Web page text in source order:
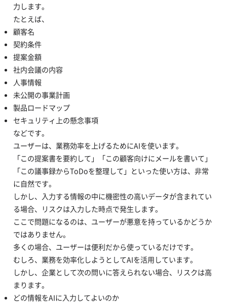
力します。
たとえば、
顧客名
契約条件
提案金額
社内会議の内容
人事情報
未公開の事業計画
製品ロードマップ
セキュリティ上の懸念事項
などです。
ユーザーは、業務効率を上げるためにAIを使います。
「この提案書を要約して」「この顧客向けにメールを書いて」
「この議事録からToDoを整理して」といった使い方は、非常
に自然です。
しかし、入力する情報の中に機密性の高いデータが含まれてい
る場合、リスクは入力した時点で発生します。
ここで問題になるのは、ユーザーが悪意を持っているかどうか
ではありません。
多くの場合、ユーザーは便利だから使っているだけです。
むしろ、業務を効率化しようとしてAIを活用しています。
しかし、企業として次の問いに答えられない場合、リスクは高
まります。
どの情報をAIに入力してよいのか